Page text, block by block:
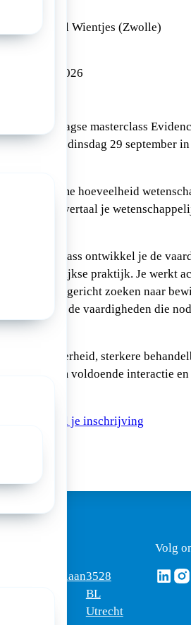
Grand Hotel Wientjes (Zwolle)
29/09/2026
de tweedaagse masterclass
28 en dinsdag 29 september
in de enorme hoeveelheid
En hoe vertaal je
masterclass ontwikkel je de
in de dagelijkse praktijk. Je werkt
vragen, het gericht zoeken naar
je precies de vaardigheden die
komen.
op onzekerheid, sterkere
Om voldoende interactie
en regel je inschrijving
Mercatorlaan3528
BL
Utrecht
Volg
Volg